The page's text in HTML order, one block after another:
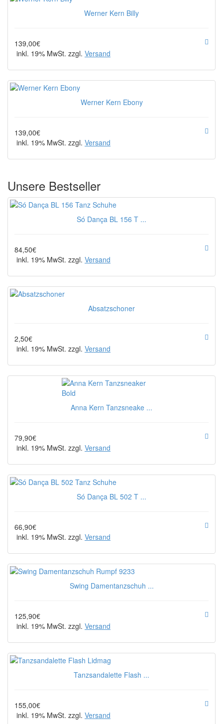
Werner Kern Billy
139,00€
inkl. 19% MwSt. zzgl. Versand
Werner Kern Ebony
139,00€
inkl. 19% MwSt. zzgl. Versand
Unsere Bestseller
Só Dança BL 156 T ...
84,50€
inkl. 19% MwSt. zzgl. Versand
Absatzschoner
2,50€
inkl. 19% MwSt. zzgl. Versand
Anna Kern Tanzsneake ...
79,90€
inkl. 19% MwSt. zzgl. Versand
Só Dança BL 502 T ...
66,90€
inkl. 19% MwSt. zzgl. Versand
Swing Damentanzschuh ...
125,90€
inkl. 19% MwSt. zzgl. Versand
Tanzsandalette Flash ...
155,00€
inkl. 19% MwSt. zzgl. Versand